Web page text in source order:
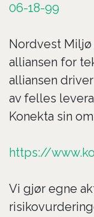
06-18-99
Nordvest Miljø
alliansen for
alliansen
av felles
Konekta sin
https://
Vi gjør egne